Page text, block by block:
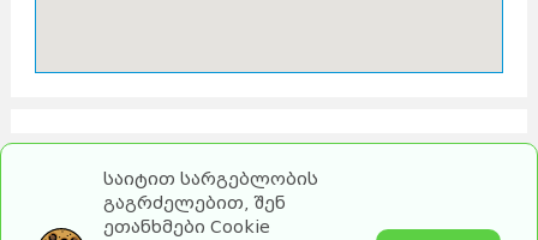
საიტით სარგებლობის
გაგრძელებით, შენ
ეთანხმები Cookie